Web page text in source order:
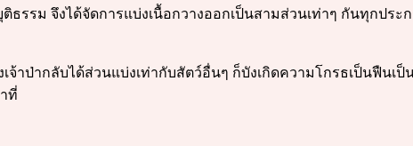
ธรรม จึงได้จัดการแบ่งเนื้อกวางออกเป็นสามส่วนเท่าๆ กันทุกปร
เจ้าป่ากลับได้ส่วนแบ่งเท่ากับสัตว์อื่นๆ ก็บังเกิดความโกรธเป็นฟืนเ
ที่